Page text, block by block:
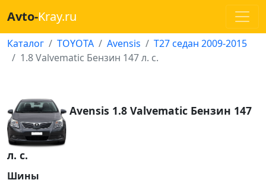
Avto-Kray.ru
Каталог TOYOTA Avensis
T27 седан 2009-2015
1.8 Valvematic Бензин 147 л. с.
Avensis 1.8 Valvematic Бензин 147
л. с.
Шины